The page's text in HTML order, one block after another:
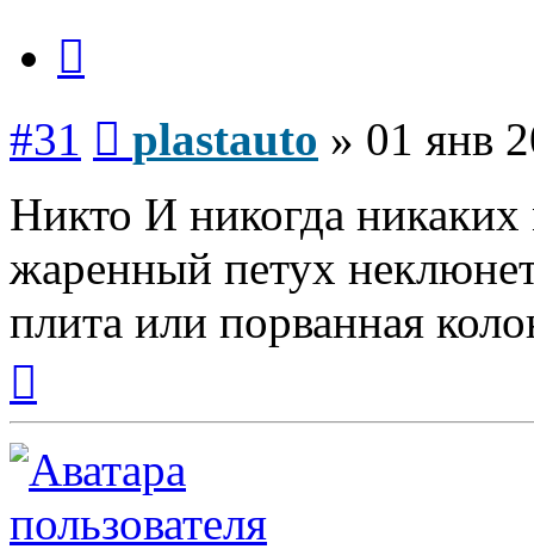
#31 plastauto » 01 янв
Никто И никогда
жаренный петух
плита или порванная
началу